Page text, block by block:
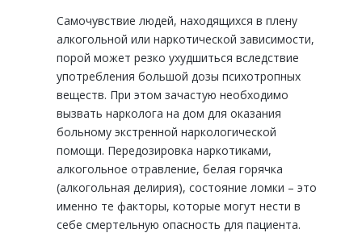
Самочувствие людей, находящихся в плену
алкогольной или наркотической зависимости,
порой может резко ухудшиться вследствие
употребления большой дозы психотропных
веществ. При этом зачастую необходимо
вызвать нарколога на дом для оказания
больному экстренной наркологической
помощи. Передозировка наркотиками,
алкогольное отравление, белая горячка
(алкогольная делирия), состояние ломки – это
именно те факторы, которые могут нести в
себе смертельную опасность для пациента.